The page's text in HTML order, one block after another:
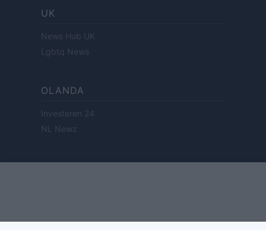
UK
News Hub UK
Lgbtq News
OLANDA
Investeren 24
NL Newz